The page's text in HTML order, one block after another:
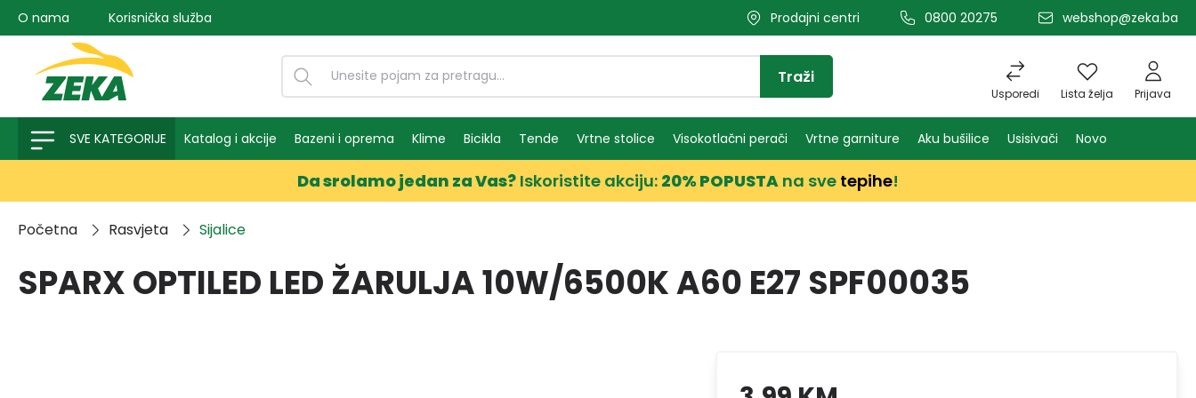
pretragu Preskoči na glavnu navigaciju
O nama Korisnička služba Prodajni centri 0800 20275 webshop@zeka.ba
Usporedi Lista želja Prijava
Traži
SVE KATEGORIJE Katalog i akcije Bazeni i oprema Klime Bicikla Tende Vrtne stolice Visokotlačni perači Vrtne garniture Aku bušilice Usisivači Novo
Da srolamo jedan za Vas? Iskoristite akciju: 20% POPUSTA na sve tepihe!
Početna Rasvjeta Sijalice
SPARX OPTILED LED ŽARULJA 10W/6500K A60 E27 SPF00035